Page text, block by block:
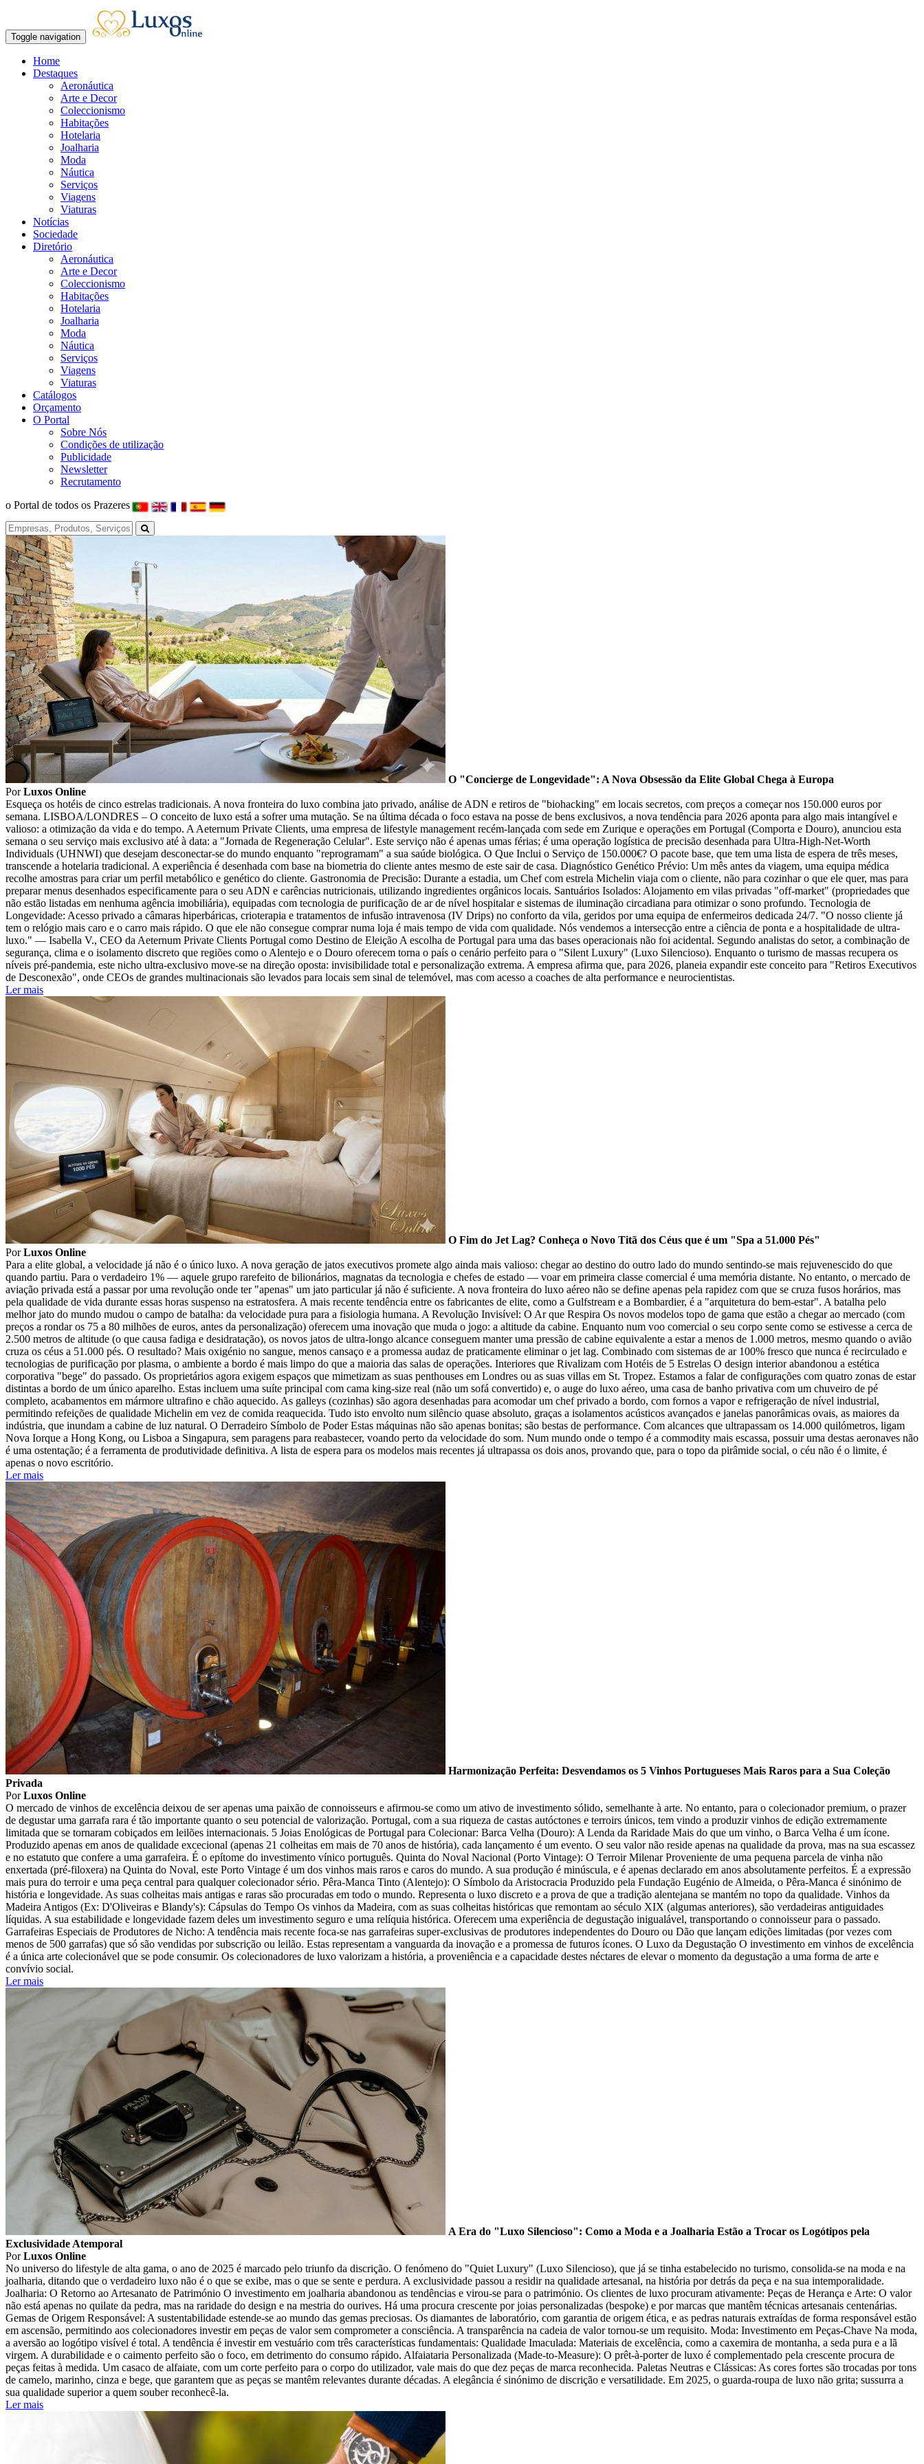
Toggle navigation
Home
Destaques
Aeronáutica
Arte e Decor
Coleccionismo
Habitações
Hotelaria
Joalharia
Moda
Náutica
Serviços
Viagens
Viaturas
Notícias
Sociedade
Diretório
Aeronáutica
Arte e Decor
Coleccionismo
Habitações
Hotelaria
Joalharia
Moda
Náutica
Serviços
Viagens
Viaturas
Catálogos
Orçamento
O Portal
Sobre Nós
Condições de utilização
Publicidade
Newsletter
Recrutamento
o Portal de todos os Prazeres
O "Concierge de Longevidade": A Nova Obsessão da Elite Global Chega à Europa
PorLuxos Online
Esqueça os hotéis de cinco estrelas tradicionais. A nova fronteira do luxo combina jato privado, análise de ADN e retiros de "biohacking" em locais secretos, com preços a começar nos 150.000 euros por
semana. LISBOA/LONDRES – O conceito de luxo está a sofrer uma mutação. Se na última década o foco estava na posse de bens exclusivos, a nova tendência para 2026 aponta para algo mais intangível e
valioso: a otimização da vida e do tempo. A Aeternum Private Clients, uma empresa de lifestyle management recém-lançada com sede em Zurique e operações em Portugal (Comporta e Douro), anunciou esta
semana o seu serviço mais exclusivo até à data: a "Jornada de Regeneração Celular". Este serviço não é apenas umas férias; é uma operação logística de precisão desenhada para Ultra-High-Net-Worth
Individuals (UHNWI) que desejam desconectar-se do mundo enquanto "reprogramam" a sua saúde biológica. O Que Inclui o Serviço de 150.000€? O pacote base, que tem uma lista de espera de três meses,
transcende a hotelaria tradicional. A experiência é desenhada com base na biometria do cliente antes mesmo de este sair de casa. Diagnóstico Genético Prévio: Um mês antes da viagem, uma equipa médica
recolhe amostras para criar um perfil metabólico e genético do cliente. Gastronomia de Precisão: Durante a estadia, um Chef com estrela Michelin viaja com o cliente, não para cozinhar o que ele quer, mas para
preparar menus desenhados especificamente para o seu ADN e carências nutricionais, utilizando ingredientes orgânicos locais. Santuários Isolados: Alojamento em vilas privadas "off-market" (propriedades que
não estão listadas em nenhuma agência imobiliária), equipadas com tecnologia de purificação de ar de nível hospitalar e sistemas de iluminação circadiana para otimizar o sono profundo. Tecnologia de
Longevidade: Acesso privado a câmaras hiperbáricas, crioterapia e tratamentos de infusão intravenosa (IV Drips) no conforto da vila, geridos por uma equipa de enfermeiros dedicada 24/7. "O nosso cliente já
tem o relógio mais caro e o carro mais rápido. O que ele não consegue comprar numa loja é mais tempo de vida com qualidade. Nós vendemos a intersecção entre a ciência de ponta e a hospitalidade de ultra-
luxo." — Isabella V., CEO da Aeternum Private Clients Portugal como Destino de Eleição A escolha de Portugal para uma das bases operacionais não foi acidental. Segundo analistas do setor, a combinação de
segurança, clima e o isolamento discreto que regiões como o Alentejo e o Douro oferecem torna o país o cenário perfeito para o "Silent Luxury" (Luxo Silencioso). Enquanto o turismo de massas recupera os
níveis pré-pandemia, este nicho ultra-exclusivo move-se na direção oposta: invisibilidade total e personalização extrema. A empresa afirma que, para 2026, planeia expandir este conceito para "Retiros Executivos
de Desconexão", onde CEOs de grandes multinacionais são levados para locais sem sinal de telemóvel, mas com acesso a coaches de alta performance e neurocientistas.
Ler mais
O Fim do Jet Lag? Conheça o Novo Titã dos Céus que é um "Spa a 51.000 Pés"
PorLuxos Online
Para a elite global, a velocidade já não é o único luxo. A nova geração de jatos executivos promete algo ainda mais valioso: chegar ao destino do outro lado do mundo sentindo-se mais rejuvenescido do que
quando partiu. Para o verdadeiro 1% — aquele grupo rarefeito de bilionários, magnatas da tecnologia e chefes de estado — voar em primeira classe comercial é uma memória distante. No entanto, o mercado de
aviação privada está a passar por uma revolução onde ter "apenas" um jato particular já não é suficiente. A nova fronteira do luxo aéreo não se define apenas pela rapidez com que se cruza fusos horários, mas
pela qualidade de vida durante essas horas suspenso na estratosfera. A mais recente tendência entre os fabricantes de elite, como a Gulfstream e a Bombardier, é a "arquitetura do bem-estar". A batalha pelo
melhor jato do mundo mudou o campo de batalha: da velocidade pura para a fisiologia humana. A Revolução Invisível: O Ar que Respira Os novos modelos topo de gama que estão a chegar ao mercado (com
preços a rondar os 75 a 80 milhões de euros, antes da personalização) oferecem uma inovação que muda o jogo: a altitude da cabine. Enquanto num voo comercial o seu corpo sente como se estivesse a cerca de
2.500 metros de altitude (o que causa fadiga e desidratação), os novos jatos de ultra-longo alcance conseguem manter uma pressão de cabine equivalente a estar a menos de 1.000 metros, mesmo quando o avião
cruza os céus a 51.000 pés. O resultado? Mais oxigénio no sangue, menos cansaço e a promessa audaz de praticamente eliminar o jet lag. Combinado com sistemas de ar 100% fresco que nunca é recirculado e
tecnologias de purificação por plasma, o ambiente a bordo é mais limpo do que a maioria das salas de operações. Interiores que Rivalizam com Hotéis de 5 Estrelas O design interior abandonou a estética
corporativa "bege" do passado. Os proprietários agora exigem espaços que mimetizam as suas penthouses em Londres ou as suas villas em St. Tropez. Estamos a falar de configurações com quatro zonas de estar
distintas a bordo de um único aparelho. Estas incluem uma suíte principal com cama king-size real (não um sofá convertido) e, o auge do luxo aéreo, uma casa de banho privativa com um chuveiro de pé
completo, acabamentos em mármore ultrafino e chão aquecido. As galleys (cozinhas) são agora desenhadas para acomodar um chef privado a bordo, com fornos a vapor e refrigeração de nível industrial,
permitindo refeições de qualidade Michelin em vez de comida reaquecida. Tudo isto envolto num silêncio quase absoluto, graças a isolamentos acústicos avançados e janelas panorâmicas ovais, as maiores da
indústria, que inundam a cabine de luz natural. O Derradeiro Símbolo de Poder Estas máquinas não são apenas bonitas; são bestas de performance. Com alcances que ultrapassam os 14.000 quilómetros, ligam
Nova Iorque a Hong Kong, ou Lisboa a Singapura, sem paragens para reabastecer, voando perto da velocidade do som. Num mundo onde o tempo é a commodity mais escassa, possuir uma destas aeronaves não
é uma ostentação; é a ferramenta de produtividade definitiva. A lista de espera para os modelos mais recentes já ultrapassa os dois anos, provando que, para o topo da pirâmide social, o céu não é o limite, é
apenas o novo escritório.
Ler mais
Harmonização Perfeita: Desvendamos os 5 Vinhos Portugueses Mais Raros para a Sua Coleção
Privada
PorLuxos Online
O mercado de vinhos de excelência deixou de ser apenas uma paixão de connoisseurs e afirmou-se como um ativo de investimento sólido, semelhante à arte. No entanto, para o colecionador premium, o prazer
de degustar uma garrafa rara é tão importante quanto o seu potencial de valorização. Portugal, com a sua riqueza de castas autóctones e terroirs únicos, tem vindo a produzir vinhos de edição extremamente
limitada que se tornaram cobiçados em leilões internacionais. 5 Joias Enológicas de Portugal para Colecionar: Barca Velha (Douro): A Lenda da Raridade Mais do que um vinho, o Barca Velha é um ícone.
Produzido apenas em anos de qualidade excecional (apenas 21 colheitas em mais de 70 anos de história), cada lançamento é um evento. O seu valor não reside apenas na qualidade da prova, mas na sua escassez
e no estatuto que confere a uma garrafeira. É o epítome do investimento vínico português. Quinta do Noval Nacional (Porto Vintage): O Terroir Milenar Proveniente de uma pequena parcela de vinha não
enxertada (pré-filoxera) na Quinta do Noval, este Porto Vintage é um dos vinhos mais raros e caros do mundo. A sua produção é minúscula, e é apenas declarado em anos absolutamente perfeitos. É a expressão
mais pura do terroir e uma peça central para qualquer colecionador sério. Pêra-Manca Tinto (Alentejo): O Símbolo da Aristocracia Produzido pela Fundação Eugénio de Almeida, o Pêra-Manca é sinónimo de
história e longevidade. As suas colheitas mais antigas e raras são procuradas em todo o mundo. Representa o luxo discreto e a prova de que a tradição alentejana se mantém no topo da qualidade. Vinhos da
Madeira Antigos (Ex: D'Oliveiras e Blandy's): Cápsulas do Tempo Os vinhos da Madeira, com as suas colheitas históricas que remontam ao século XIX (algumas anteriores), são verdadeiras antiguidades
líquidas. A sua estabilidade e longevidade fazem deles um investimento seguro e uma relíquia histórica. Oferecem uma experiência de degustação inigualável, transportando o connoisseur para o passado.
Garrafeiras Especiais de Produtores de Nicho: A tendência mais recente foca-se nas garrafeiras super-exclusivas de produtores independentes do Douro ou Dão que lançam edições limitadas (por vezes com
menos de 500 garrafas) que só são vendidas por subscrição ou leilão. Estas representam a vanguarda da inovação e a promessa de futuros ícones. O Luxo da Degustação O investimento em vinhos de excelência
é a única arte colecionável que se pode consumir. Os colecionadores de luxo valorizam a história, a proveniência e a capacidade destes néctares de elevar o momento da degustação a uma forma de arte e
convívio social.
Ler mais
A Era do "Luxo Silencioso": Como a Moda e a Joalharia Estão a Trocar os Logótipos pela
Exclusividade Atemporal
PorLuxos Online
No universo do lifestyle de alta gama, o ano de 2025 é marcado pelo triunfo da discrição. O fenómeno do "Quiet Luxury" (Luxo Silencioso), que já se tinha estabelecido no turismo, consolida-se na moda e na
joalharia, ditando que o verdadeiro luxo não é o que se exibe, mas o que se sente e perdura. A exclusividade passou a residir na qualidade artesanal, na história por detrás da peça e na sua intemporalidade.
Joalharia: O Retorno ao Artesanato de Património O investimento em joalharia abandonou as tendências e virou-se para o património. Os clientes de luxo procuram ativamente: Peças de Herança e Arte: O valor
não está apenas no quilate da pedra, mas na raridade do design e na mestria do ourives. Há uma procura crescente por joias personalizadas (bespoke) e por marcas que mantêm técnicas artesanais centenárias.
Gemas de Origem Responsável: A sustentabilidade estende-se ao mundo das gemas preciosas. Os diamantes de laboratório, com garantia de origem ética, e as pedras naturais extraídas de forma responsável estão
em ascensão, permitindo aos colecionadores investir em peças de valor sem comprometer a consciência. A transparência na cadeia de valor tornou-se um requisito. Moda: Investimento em Peças-Chave Na moda,
a aversão ao logótipo visível é total. A tendência é investir em vestuário com três características fundamentais: Qualidade Imaculada: Materiais de excelência, como a caxemira de montanha, a seda pura e a lã
virgem. A durabilidade e o caimento perfeito são o foco, em detrimento do consumo rápido. Alfaiataria Personalizada (Made-to-Measure): O prêt-à-porter de luxo é complementado pela crescente procura de
peças feitas à medida. Um casaco de alfaiate, com um corte perfeito para o corpo do utilizador, vale mais do que dez peças de marca reconhecida. Paletas Neutras e Clássicas: As cores fortes são trocadas por tons
de camelo, marinho, cinza e bege, que garantem que as peças se mantêm relevantes durante décadas. A elegância é sinónimo de discrição e versatilidade. Em 2025, o guarda-roupa de luxo não grita; sussurra a
sua qualidade superior a quem souber reconhecê-la.
Ler mais